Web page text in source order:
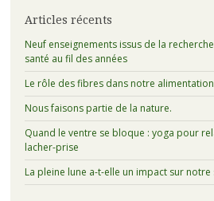
Articles récents
Neuf enseignements issus de la
santé au fil des années
Le rôle des fibres dans notre alimentation
Nous faisons partie de la nature.
Quand le ventre se bloque : yoga pour
lacher-prise
La pleine lune a-t-elle un impact sur notre